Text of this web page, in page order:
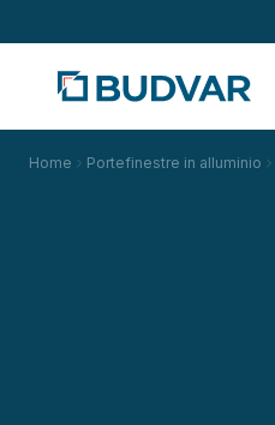
Home Portefinestre in alluminio